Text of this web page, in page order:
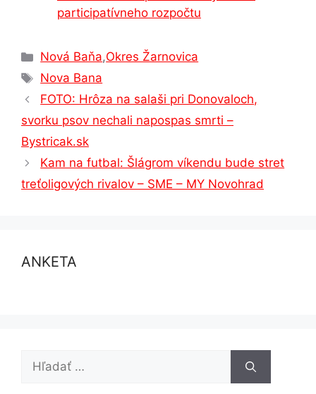
participatívneho rozpočtu
Kategórie
Nová Baňa,Okres Žarnovica
Značky
Nova Bana
FOTO: Hrôza na salaši pri Donovaloch,
svorku psov nechali napospas smrti –
Bystricak.sk
Kam na futbal: Šlágrom víkendu bude stret
treťoligových rivalov – SME – MY Novohrad
ANKETA
Hľadať: